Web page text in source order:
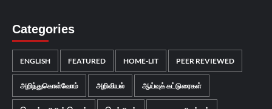
Categories
ENGLISH FEATURED HOME-LIT PEER REVIEWED
அறிந்துகொள்வோம் அறிவியல் ஆய்வுக் கட்டுரைகள்